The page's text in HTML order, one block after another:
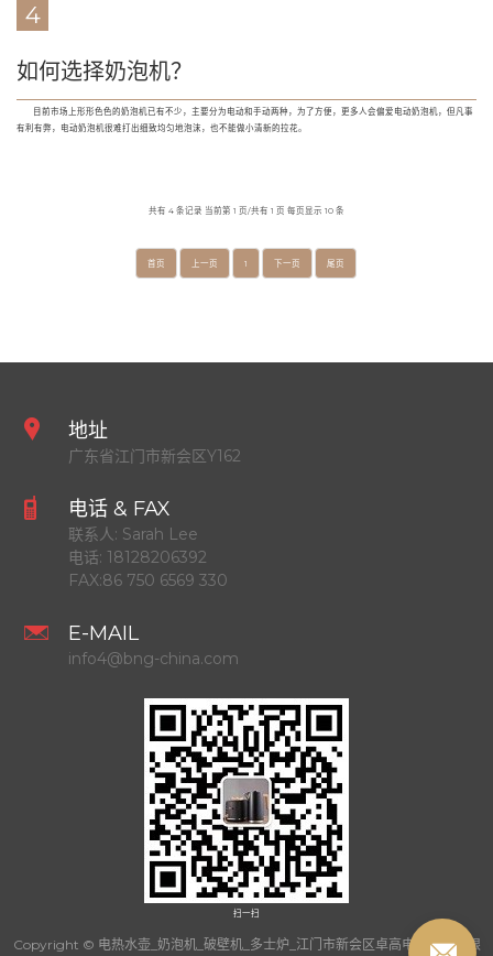
4
如何选择奶泡机？
目前市场上形形色色的奶泡机已有不少，主要分为电动和手动两种，为了方便，更多人会偏爱电动奶泡机，但凡事
有利有弊，电动奶泡机很难打出细致均匀地泡沫，也不能做小清新的拉花。
共有 4 条记录 当前第 1 页/共有 1 页 每页显示 10 条
首页 上一页 1 下一页 尾页
地址
广东省江门市新会区Y162
电话 & FAX
联系人: Sarah Lee
电话: 18128206392
FAX:86 750 6569 330
E-MAIL
info4@bng-china.com
扫一扫
Copyright © 电热水壶_奶泡机_破壁机_多士炉_江门市新会区卓高电器制品有限